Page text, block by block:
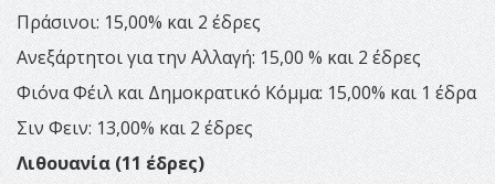
Πράσινοι: 15,00% και 2 έδρες
Ανεξάρτητοι για την Αλλαγή: 15,00 % και 2 έδρες
Φιόνα Φέιλ και Δημοκρατικό Κόμμα: 15,00% και 1 έδρα
Σιν Φειν: 13,00% και 2 έδρες
Λιθουανία (11 έδρες)